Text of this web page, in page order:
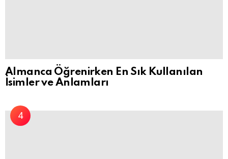
Almanca Öğrenirken En Sık Kullanılan
İsimler ve Anlamları